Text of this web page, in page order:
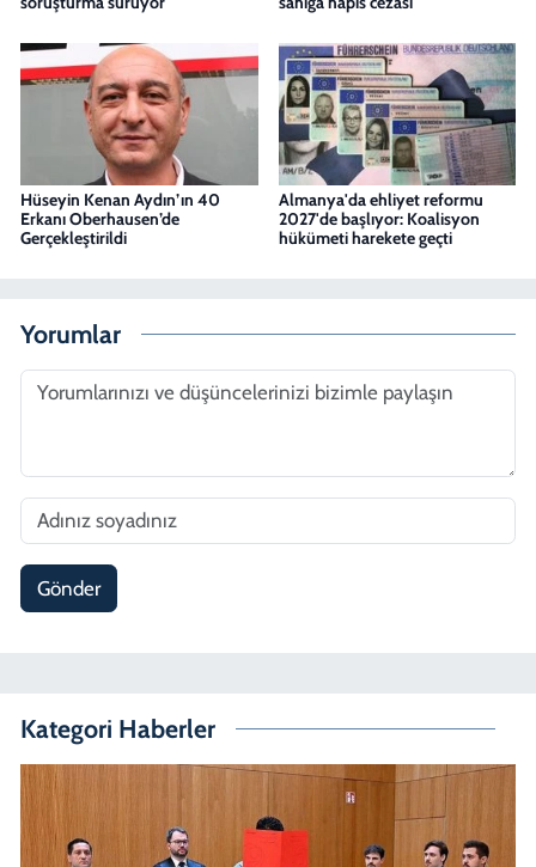
Hüseyin Kenan Aydın’ın 40
Erkanı Oberhausen’de
Gerçekleştirildi
Almanya'da ehliyet reformu
2027'de başlıyor: Koalisyon
hükümeti harekete geçti
Yorumlar
Gönder
Kategori Haberler